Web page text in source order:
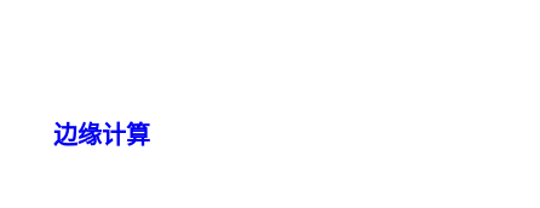
边缘计算